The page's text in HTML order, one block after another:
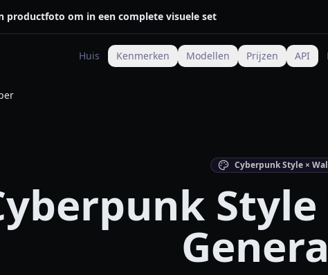
productfoto om in een complete visuele set
Huis Kenmerken Modellen Prijzen API
Cyberpunk Style ×